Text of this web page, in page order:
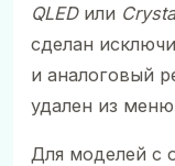
QLEDили
сделан
и аналоговый
удален из
Для моделей с